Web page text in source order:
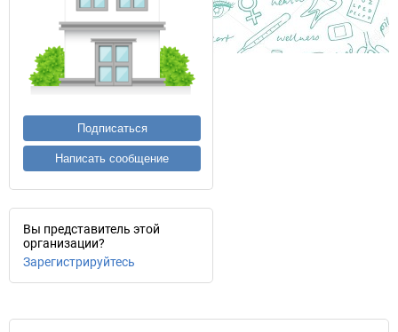
Подписаться
Написать сообщение
Вы представитель этой
организации?
Зарегистрируйтесь